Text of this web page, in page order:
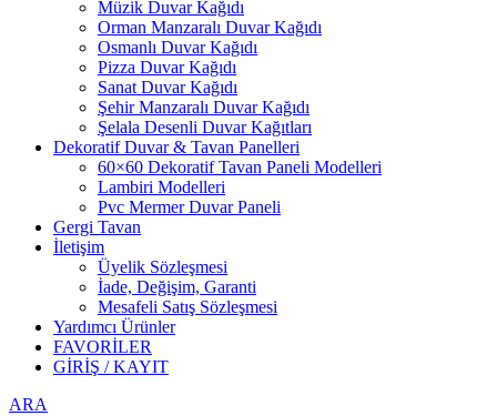
Müzik Duvar Kağıdı
Orman Manzaralı Duvar Kağıdı
Osmanlı Duvar Kağıdı
Pizza Duvar Kağıdı
Sanat Duvar Kağıdı
Şehir Manzaralı Duvar Kağıdı
Şelala Desenli Duvar Kağıtları
Dekoratif Duvar & Tavan Panelleri
60×60 Dekoratif Tavan Paneli Modelleri
Lambiri Modelleri
Pvc Mermer Duvar Paneli
Gergi Tavan
İletişim
Üyelik Sözleşmesi
İade, Değişim, Garanti
Mesafeli Satış Sözleşmesi
Yardımcı Ürünler
FAVORİLER
GİRİŞ / KAYIT
ARA